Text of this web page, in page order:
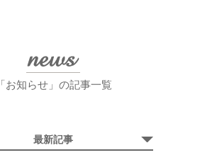
「お知らせ」の記事一覧
最新記事